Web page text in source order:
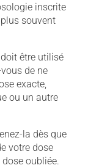
inscrite
souvent
être utilisé
de ne
exacte,
ou un autre
la dès que
votre dose
oubliée.